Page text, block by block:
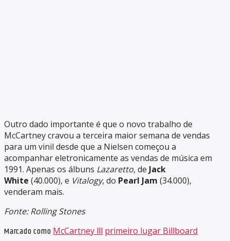
Outro dado importante é que o novo trabalho de
McCartney cravou a terceira maior semana de vendas
para um vinil desde que a Nielsen começou a
acompanhar eletronicamente as vendas de música em
1991. Apenas os álbuns Lazaretto, de Jack
White (40.000), e Vitalogy, do Pearl Jam (34.000),
venderam mais.
Fonte: Rolling Stones
Marcado comoMcCartney lll primeiro lugar Billboard